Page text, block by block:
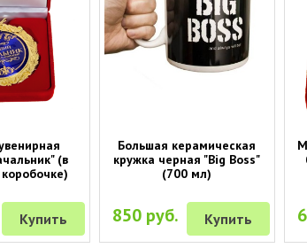
(в
Купить
Большая керамическая
кружка черная "Big Boss"
(700 мл)
850 руб. Купить